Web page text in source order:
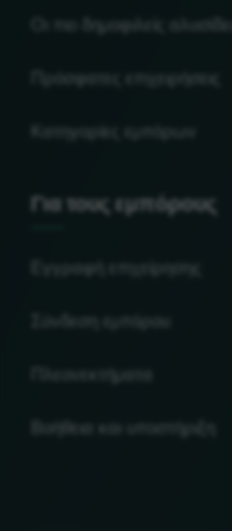
Οι πιο δημοφιλείς αλυσίδες
Πρόσφατες επιχειρήσεις
Κατηγορίες εμπόρων
Για τους εμπόρους
Εγγραφή επιχείρησης
Πλεονεκτήματα
Βοήθεια και υποστήριξη